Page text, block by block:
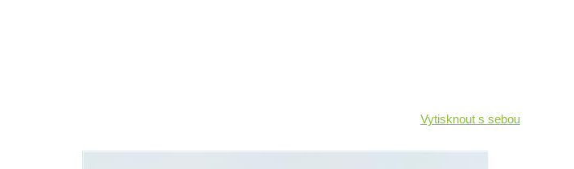
Vytisknout s sebou